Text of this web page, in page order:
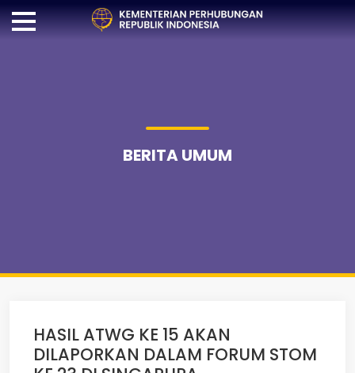
BERITA UMUM
HASIL ATWG KE 15 AKAN
DILAPORKAN DALAM FORUM STOM